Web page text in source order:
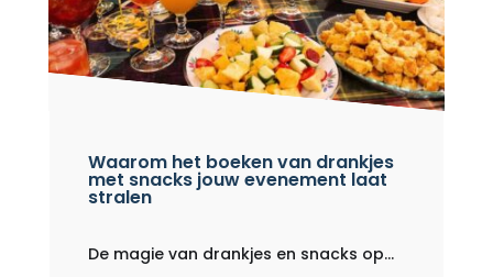
Waarom het boeken van drankjes
met snacks jouw evenement laat
stralen
De magie van drankjes en snacks op...